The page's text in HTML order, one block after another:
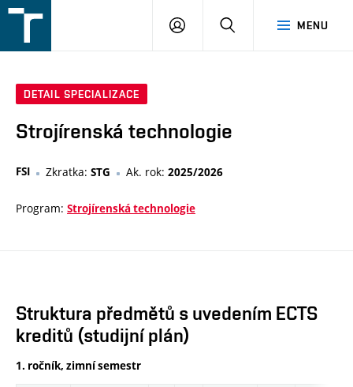
v
MENU
PŘIHLÁŠENÍ
DETAIL SPECIALIZACE
Strojírenská technologie
FSI Zkratka: STG Ak. rok: 2025/2026
Program: Strojírenská technologie
Struktura předmětů s uvedením ECTS
kreditů (studijní plán)
1. ročník, zimní semestr